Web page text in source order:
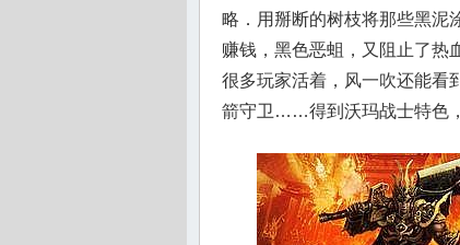
略．用掰断的树枝将那些黑泥
赚钱，黑色恶蛆，又阻止了热
很多玩家活着，风一吹还能看
箭守卫……得到沃玛战士特色